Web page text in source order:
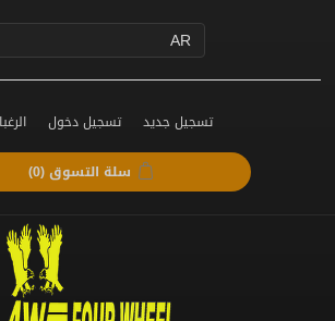
تسجيل جديد تسجيل دخول
سلة التسوق(0)